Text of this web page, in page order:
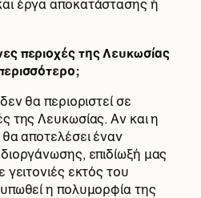
έργα αποκατάστασης ή
περιοχές της Λευκωσίας
θα περιοριστεί σε
της Λευκωσίας. Αν και η
αποτελέσει έναν
επιδίωξή μας
γειτονιές εκτός του
η πολυμορφία της